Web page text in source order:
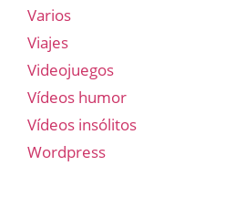
Varios
Viajes
Videojuegos
Vídeos humor
Vídeos insólitos
Wordpress